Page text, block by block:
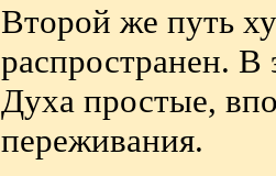
Второй же путь
распространен. В
Духа простые,
переживания.